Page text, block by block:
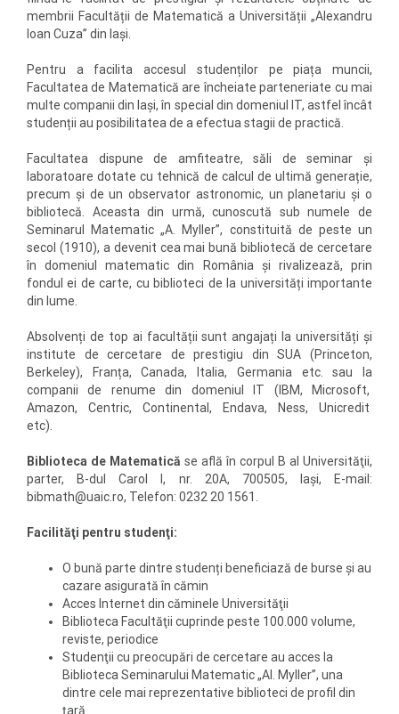
membrii Facultății de Matematică a Universității „Alexandru
Ioan Cuza” din Iași.
Pentru a facilita accesul studenților pe piața muncii,
Facultatea de Matematică are încheiate parteneriate cu mai
multe companii din Iași, în special din domeniul IT, astfel încât
studenții au posibilitatea de a efectua stagii de practică.
Facultatea dispune de amfiteatre, săli de seminar și
laboratoare dotate cu tehnică de calcul de ultimă generație,
precum și de un observator astronomic, un planetariu și o
bibliotecă. Aceasta din urmă, cunoscută sub numele de
Seminarul Matematic „A. Myller”, constituită de peste un
secol (1910), a devenit cea mai bună bibliotecă de cercetare
în domeniul matematic din România și rivalizează, prin
fondul ei de carte, cu biblioteci de la universități importante
din lume.
Absolvenți de top ai facultății sunt angajați la universități și
institute de cercetare de prestigiu din SUA (Princeton,
Berkeley), Franța, Canada, Italia, Germania etc. sau la
companii de renume din domeniul IT (IBM, Microsoft,
Amazon, Centric, Continental, Endava, Ness, Unicredit
etc).
Biblioteca de Matematică se află în corpul B al Universităţii,
parter, B-dul Carol I, nr. 20A, 700505, Iaşi, E-mail:
bibmath@uaic.ro, Telefon: 0232 20 1561.
Facilităţi pentru studenţi:
O bună parte dintre studenți beneficiază de burse și au
cazare asigurată în cămin
Acces Internet din căminele Universităţii
Biblioteca Facultăţii cuprinde peste 100.000 volume,
reviste, periodice
Studenţii cu preocupări de cercetare au acces la
Biblioteca Seminarului Matematic „Al. Myller”, una
dintre cele mai reprezentative biblioteci de profil din
ţară